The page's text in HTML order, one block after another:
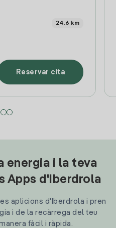
24.6 km
Reservar cita
energia i la teva
Apps d'Iberdrola
aplicions d'Iberdrola i pren
i de la recàrrega del teu
fàcil i ràpida.